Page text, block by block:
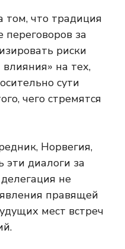
том, что традиция
переговоров за
риски
на тех,
сути
чего стремятся
Норвегия,
эти диалоги за
не
правящей
мест встреч